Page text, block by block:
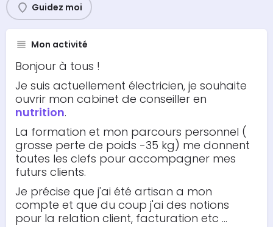
Guidez moi
Mon activité
Bonjour à tous !
Je suis actuellement électricien, je souhaite
ouvrir mon cabinet de conseiller en
nutrition.
La formation et mon parcours personnel (
grosse perte de poids -35 kg) me donnent
toutes les clefs pour accompagner mes
futurs clients.
Je précise que j'ai été artisan a mon
compte et que du coup j'ai des notions
pour la relation client, facturation etc ...